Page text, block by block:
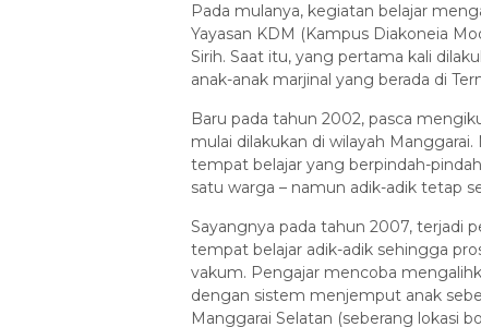
Pada mulanya, kegiatan belajar
Yayasan KDM (Kampus Diakoneia
Sirih. Saat itu, yang pertama kali
anak-anak marjinal yang berada di
Baru pada tahun 2002, pasca
mulai dilakukan di wilayah
tempat belajar yang berpindah-
satu warga – namun adik-adik tetap
Sayangnya pada tahun 2007, terjadi
tempat belajar adik-adik sehingga
vakum. Pengajar mencoba
dengan sistem menjemput anak
Manggarai Selatan (seberang lokasi